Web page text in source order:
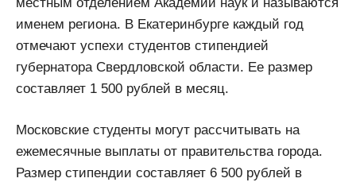
именем региона. В Екатеринбурге каждый год
отмечают успехи студентов стипендией
губернатора Свердловской области. Ее размер
составляет 1 500 рублей в месяц.
Московские студенты могут рассчитывать на
ежемесячные выплаты от правительства города.
Размер стипендии составляет 6 500 рублей в